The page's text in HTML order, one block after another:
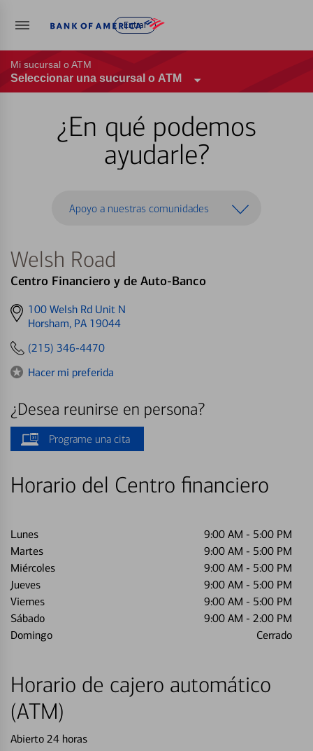
Entrar
Mi sucursal o ATM
Seleccionar una sucursal o ATM
¿En qué podemos
ayudarle?
Apoyo a nuestras comunidades
Welsh Road
Centro Financiero y de Auto-Banco
Get
directions
100 Welsh Rd Unit N
Horsham, PA 19044
(215) 346-4470
Hacer mi preferida
¿Desea reunirse en persona?
Programe una cita
Horario del Centro financiero
Lunes 9:00 AM - 5:00 PM
Martes
9:00 AM - 5:00 PM
Miércoles
9:00 AM - 5:00 PM
Jueves
9:00 AM - 5:00 PM
Viernes
9:00 AM - 5:00 PM
Sábado
9:00 AM - 2:00 PM
Domingo
Cerrado
Horario de cajero automático
(ATM)
Abierto 24 horas